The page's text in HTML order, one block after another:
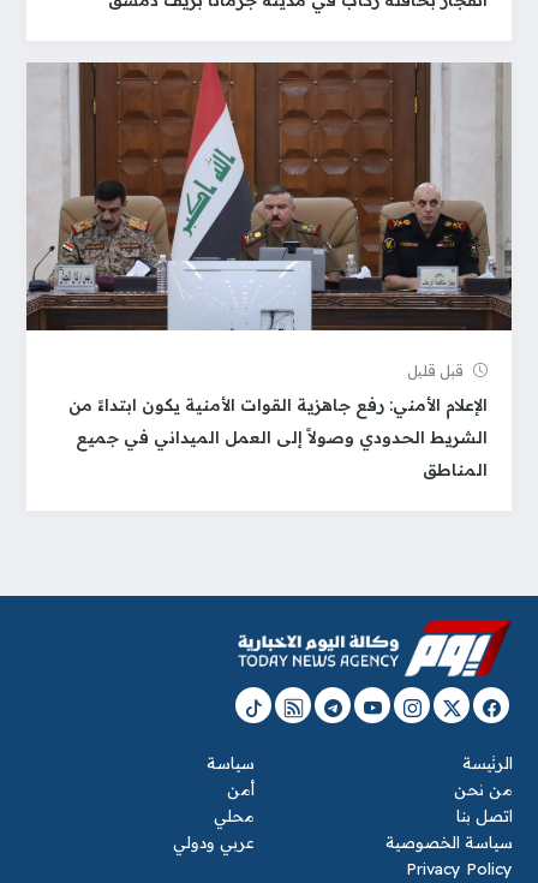
قبل قلیل
الإعلام الأمني: رفع جاهزية القوات الأمنية يكون ابتداءً من
الشريط الحدودي وصولاً إلى العمل الميداني في جميع
المناطق
الرئيسة
من نحن
اتصل بنا
سياسة الخصوصية
Privacy Policy
سياسة
أمن
محلي
عربي ودولي